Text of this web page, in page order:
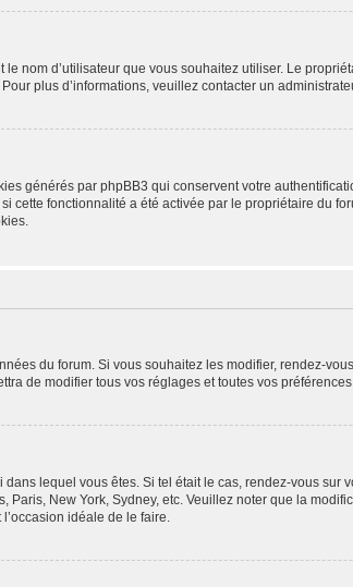
nom d’utilisateur que vous souhaitez utiliser. Le
plus d’informations, veuillez contacter un
générés par phpBB3 qui conservent votre
cette fonctionnalité a été activée par le propriétaire du
du forum. Si vous souhaitez les modifier, rendez-
de modifier tous vos réglages et toutes vos préférences.
lequel vous êtes. Si tel était le cas, rendez-vous sur
New York, Sydney, etc. Veuillez noter que la
idéale de le faire.